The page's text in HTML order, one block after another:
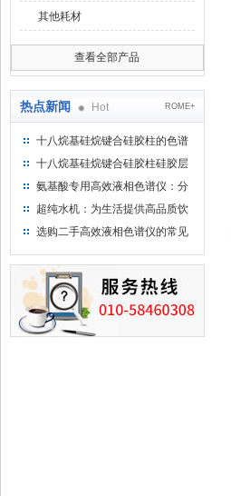
其他耗材
查看全部产品
热点新闻 Hot ROME+
十八烷基硅烷键合硅胶柱的色谱
方法浅述
十八烷基硅烷键合硅胶柱硅胶层
析时如何装柱
氨基酸专用高效液相色谱仪：分
析氨基酸的仪器
超纯水机：为生活提供高品质饮
用水
选购二手高效液相色谱仪的常见